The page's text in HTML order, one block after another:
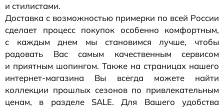
и стилистами.
Доставка с возможностью примерки по всей России
сделает процесс покупок особенно комфортным,
с каждым днем мы становимся лучше, чтобы
радовать Вас самым качественным сервисом
и приятным шопингом. Также на страницах нашего
интернет-магазина Вы всегда можете найти
коллекции прошлых сезонов по привлекательным
ценам, в разделе SALE. Для Вашего удобства